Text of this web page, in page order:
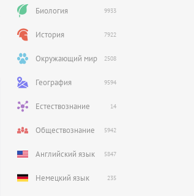
Биология 9933
История 7922
Окружающий мир 2508
География 9594
Естествознание 14
Обществознание 5942
Английский язык 5847
Немецкий язык 235